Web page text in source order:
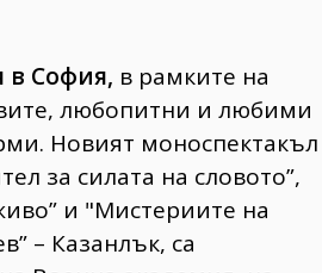
в София, в рамките на
любопитни и любими
Новият моноспектакъл
за силата на словото”,
и "Мистериите на
– Казанлък, са